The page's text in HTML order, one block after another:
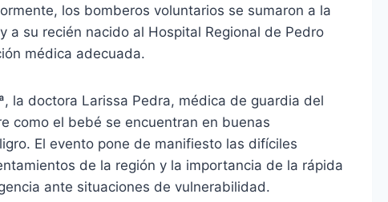
los bomberos voluntarios se sumaron a la
a su recién nacido al Hospital Regional de Pedro
médica adecuada.
la doctora Larissa Pedra, médica de guardia del
como el bebé se encuentran en buenas
El evento pone de manifiesto las difíciles
de la región y la importancia de la rápida
ante situaciones de vulnerabilidad.